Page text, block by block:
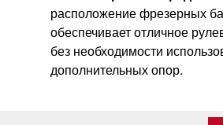
расположение фрезерных
обеспечивает отличное
без необходимости
дополнительных опор.